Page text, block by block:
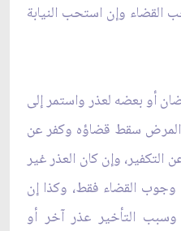
وإن استحب النيابة
أو بعضه لعذر واستمر إلى
المرض سقط قضاؤه وكفر عن
التكفير، وإن كان العذر غير
وجوب القضاء فقط، وكذا إن
التأخير عذر آخر أو